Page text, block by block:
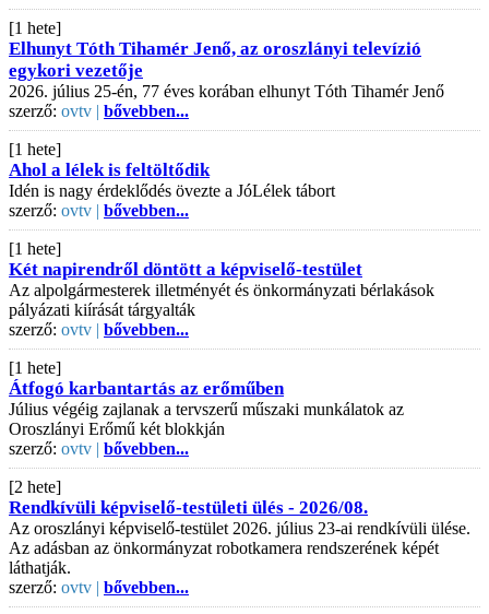
[1 hete]
Elhunyt Tóth Tihamér Jenő, az oroszlányi televízió
egykori vezetője
2026. július 25-én, 77 éves korában elhunyt Tóth Tihamér Jenő
szerző: ovtv | bővebben...
[1 hete]
Ahol a lélek is feltöltődik
Idén is nagy érdeklődés övezte a JóLélek tábort
szerző: ovtv | bővebben...
[1 hete]
Két napirendről döntött a képviselő-testület
Az alpolgármesterek illetményét és önkormányzati bérlakások
pályázati kiírását tárgyalták
szerző: ovtv | bővebben...
[1 hete]
Átfogó karbantartás az erőműben
Július végéig zajlanak a tervszerű műszaki munkálatok az
Oroszlányi Erőmű két blokkján
szerző: ovtv | bővebben...
[2 hete]
Rendkívüli képviselő-testületi ülés - 2026/08.
Az oroszlányi képviselő-testület 2026. július 23-ai rendkívüli ülése.
Az adásban az önkormányzat robotkamera rendszerének képét
láthatják.
szerző: ovtv | bővebben...